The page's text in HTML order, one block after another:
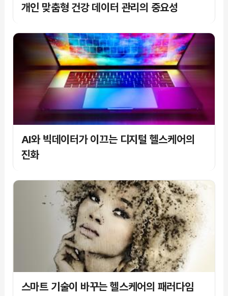
개인 맞춤형 건강 데이터 관리의 중요성
AI와 빅데이터가 이끄는 디지털 헬스케어의
진화
스마트 기술이 바꾸는 헬스케어의 패러다임